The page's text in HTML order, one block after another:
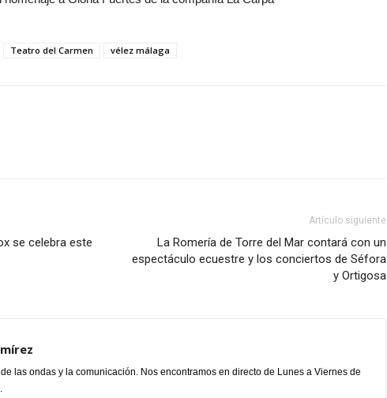
Teatro del Carmen vélez málaga
se celebra este
Artículo siguiente
La Romería de Torre del Mar contará con un
espectáculo ecuestre y los conciertos de Séfora
y Ortigosa
las ondas y la comunicación. Nos encontramos en directo de Lunes a Viernes de